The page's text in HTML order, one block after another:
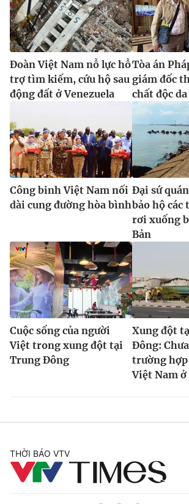
Ðiện thoại Thời báo VTV:024.66 897 897
Email:toasoan@vtv.vn
Liên hệ quảng cáo:024-7300.7108
® Cấm sao chép dưới mọi hình thức nếu
thuận bằng văn bản. Ghi rõ nguồn VTV.vn
Đoàn Việt Nam nỗ lực hỗ
trợ tìm kiếm, cứu hộ sau
động đất ở Venezuela
Tòa án
giám đốc
chất độc da
Công binh Việt Nam nối
dài cung đường hòa bình
Đại sứ
bảo hộ các
rơi xuống
Bản
Cuộc sống của người
Việt trong xung đột tại
Trung Đông
Xung đột
Đông:
trường hợp
Việt Nam
THỜI BÁO VTV